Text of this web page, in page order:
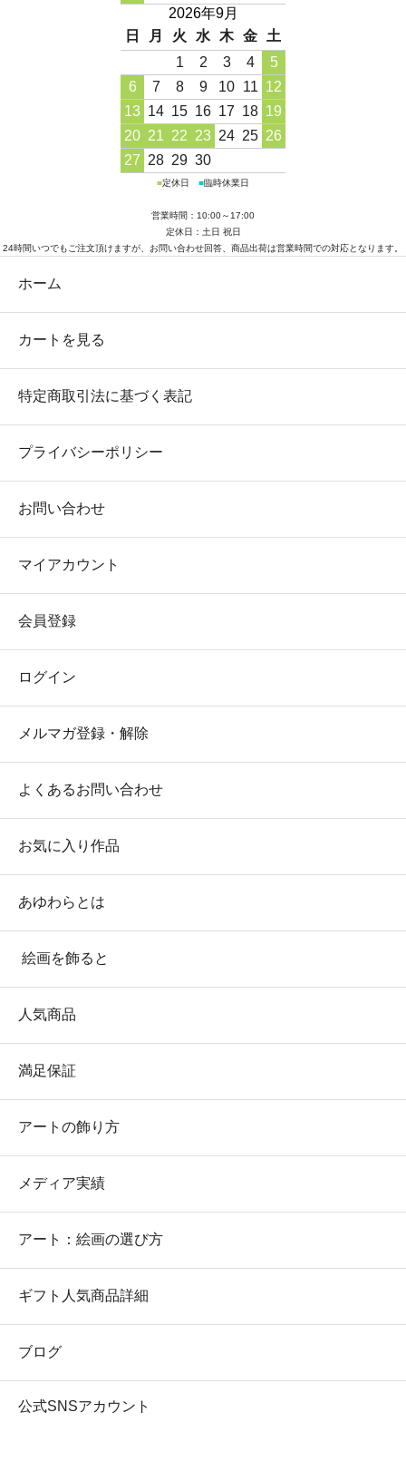
2026年9月
日
月 火 水 木 金
土
1
2 3 4
5
6
7 8 9 10 11 12
13 14 15 16 17 18 19
20 21 22 23 24 25 26
27 28 29 30
■定休日 ■臨時休業日
営業時間：10:00～17:00
定休日：土日 祝日
24時間いつでもご注文頂けますが、お問い合わせ回答、商品出荷は営業時間での対応となります。
ホーム
カートを見る
特定商取引法に基づく表記
プライバシーポリシー
お問い合わせ
マイアカウント
会員登録
ログイン
メルマガ登録・解除
よくあるお問い合わせ
お気に入り作品
あゆわらとは
絵画を飾ると
人気商品
満足保証
アートの飾り方
メディア実績
アート：絵画の選び方
ギフト人気商品詳細
ブログ
公式SNSアカウント